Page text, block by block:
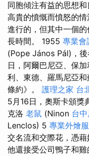
同胞傾注有益的思想和
高貴的憤慨而憤怒的
進行的，但其中一個
長時間。 1955 專業會
(Pope János Pál)，後
日，阿爾巴尼亞、保
利、東德、羅馬尼亞
條約》。 護理之家 台
5月16日，奧斯卡頒獎
克洛 老鼠 (Ninon 台
Lenclos) 5 專業外燴
交名流和交際花，憑藉
他還接受公司鴨子和